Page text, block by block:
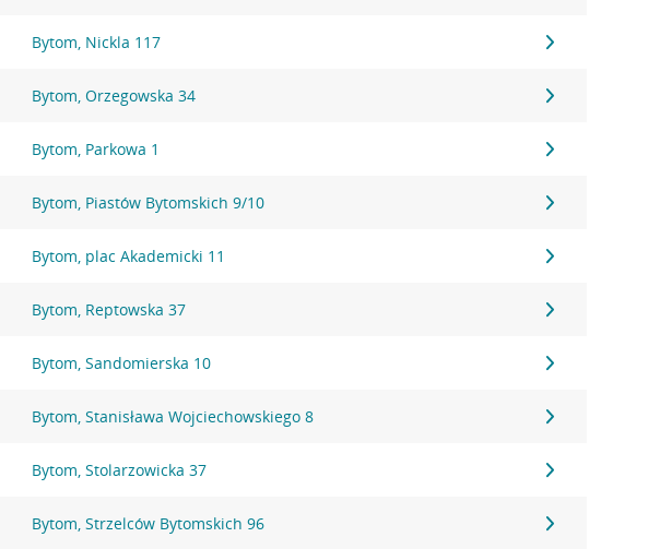
Bytom, Nickla 117
Bytom, Orzegowska 34
Bytom, Parkowa 1
Bytom, Piastów Bytomskich 9/10
Bytom, plac Akademicki 11
Bytom, Reptowska 37
Bytom, Sandomierska 10
Bytom, Stanisława Wojciechowskiego 8
Bytom, Stolarzowicka 37
Bytom, Strzelców Bytomskich 96